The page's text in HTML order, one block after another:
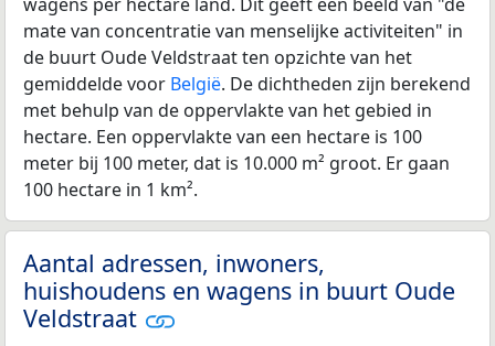
mate van concentratie van menselijke activiteiten" in
de buurt Oude Veldstraat ten opzichte van het
gemiddelde voor België. De dichtheden zijn berekend
met behulp van de oppervlakte van het gebied in
hectare. Een oppervlakte van een hectare is 100
meter bij 100 meter, dat is 10.000 m² groot. Er gaan
100 hectare in 1 km².
Aantal adressen, inwoners,
huishoudens en wagens in buurt Oude
Veldstraat